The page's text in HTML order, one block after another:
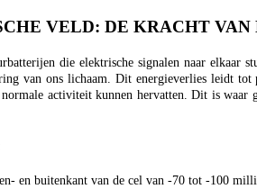
VELD: DE KRACHT
die elektrische signalen naar
van ons lichaam. Dit energieverlies leidt
activiteit kunnen hervatten. Dit is
en buitenkant van de cel van -70 tot -100